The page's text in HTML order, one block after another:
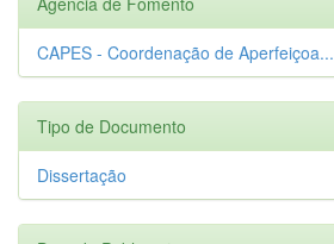
CAPES - Coordenação de Aperfeiçoa...
Tipo de Documento
Dissertação